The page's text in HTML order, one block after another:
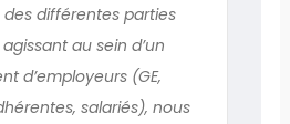
différentes parties
au sein d’un
d’employeurs (GE,
salariés), nous